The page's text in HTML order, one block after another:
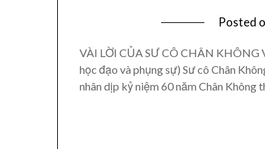
Posted
VÀI LỜI CỦA SƯ CÔ CHÂN KHÔNG
học đạo và phụng sự) Sư cô Chân
nhân dịp kỷ niệm 60 năm Chân Không